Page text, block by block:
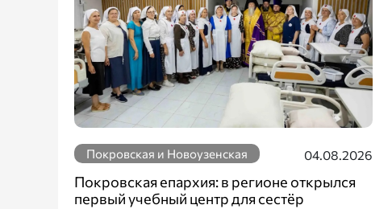
Покровская и Новоузенская 04.08.2026
Покровская епархия: в регионе открылся
первый учебный центр для сестёр